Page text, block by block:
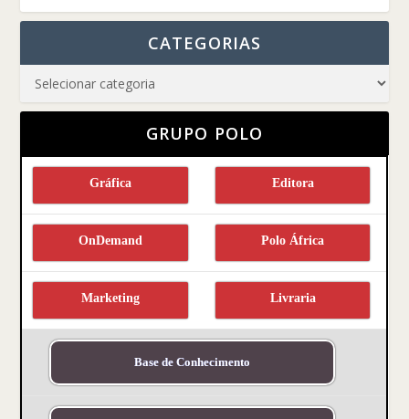
CATEGORIAS
GRUPO POLO
Gráfica Editora
OnDemand Polo África
Marketing Livraria
Base de Conhecimento